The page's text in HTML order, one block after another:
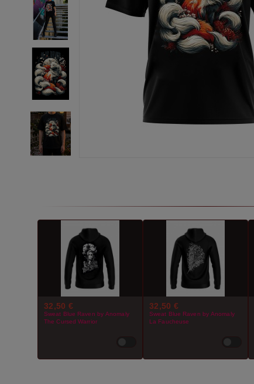
32,50 €
Sweat Blue Raven by Anomaly
The Cursed Warrior
32,50 €
Sweat Blue Raven by Anomaly
La Faucheuse